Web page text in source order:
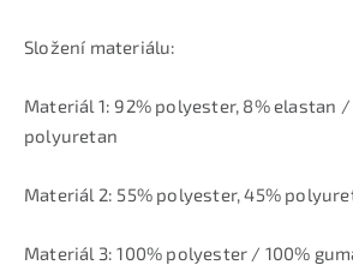
Složení materiálu:
Materiál 1: 92% polyester, 8% elastan /
polyuretan
Materiál 2: 55% polyester, 45%
Materiál 3: 100% polyester / 100%